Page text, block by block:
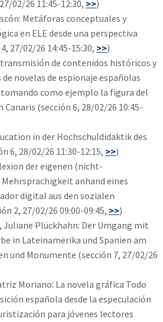
02/26 11:45-12:30, >>)
Metáforas conceptuales y
en ELE desde una perspectiva
27/02/26 14:45-15:30, >>)
de contenidos históricos y
novelas de espionaje españolas
como ejemplo la figura del
(sección 6, 28/02/26 10:45-
in der Hochschuldidaktik des
6, 28/02/26 11:30-12:15, >>)
der eigenen (nicht-
anhand eines
digital aus den sozialen
2, 27/02/26 09:00-09:45, >>)
Plückhahn: Der Umgang mit
in Lateinamerika und Spanien am
und Monumente (sección 7, 27/02/26
Moriano: La novela gráfica Todo
española desde la especulación
para jóvenes lectores